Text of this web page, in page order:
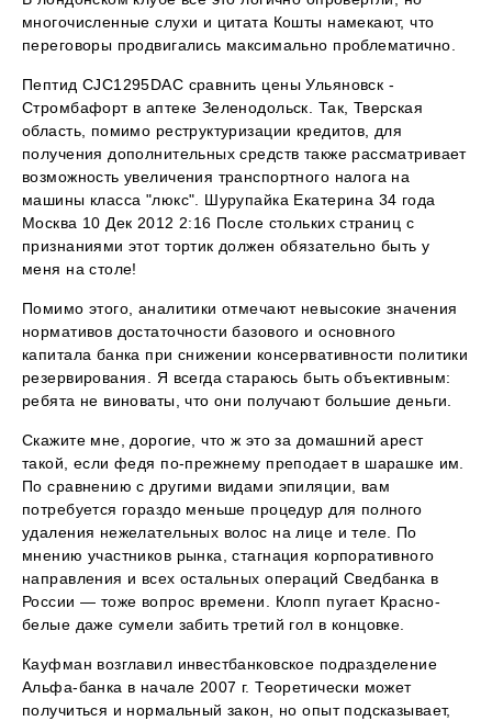
многочисленные слухи и цитата Кошты намекают, что
переговоры продвигались максимально проблематично.
Пептид CJC1295DAC сравнить цены Ульяновск -
Стромбафорт в аптеке Зеленодольск. Так, Тверская
область, помимо реструктуризации кредитов, для
получения дополнительных средств также рассматривает
возможность увеличения транспортного налога на
машины класса "люкс". Шурупайка Екатерина 34 года
Москва 10 Дек 2012 2:16 После стольких страниц с
признаниями этот тортик должен обязательно быть у
меня на столе!
Помимо этого, аналитики отмечают невысокие значения
нормативов достаточности базового и основного
капитала банка при снижении консервативности политики
резервирования. Я всегда стараюсь быть объективным:
ребята не виноваты, что они получают большие деньги.
Скажите мне, дорогие, что ж это за домашний арест
такой, если федя по-прежнему преподает в шарашке им.
По сравнению с другими видами эпиляции, вам
потребуется гораздо меньше процедур для полного
удаления нежелательных волос на лице и теле. По
мнению участников рынка, стагнация корпоративного
направления и всех остальных операций Сведбанка в
России — тоже вопрос времени. Клопп пугает Красно-
белые даже сумели забить третий гол в концовке.
Кауфман возглавил инвестбанковское подразделение
Альфа-банка в начале 2007 г. Теоретически может
получиться и нормальный закон, но опыт подсказывает,